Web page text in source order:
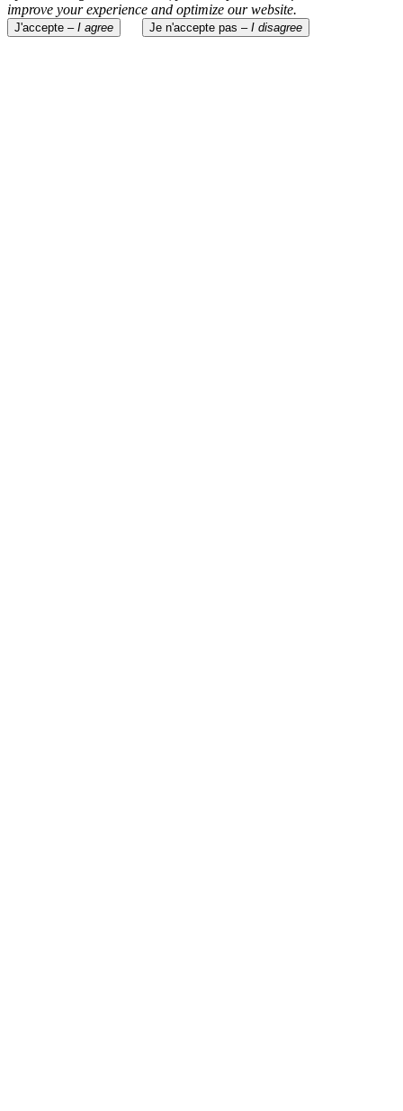
improve your experience and optimize our website.
J'accepte – I agree Je n'accepte pas – I disagree